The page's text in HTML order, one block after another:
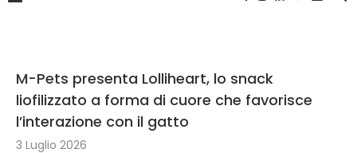
M-Pets presenta Lolliheart, lo snack
liofilizzato a forma di cuore che favorisce
l’interazione con il gatto
3 Luglio 2026